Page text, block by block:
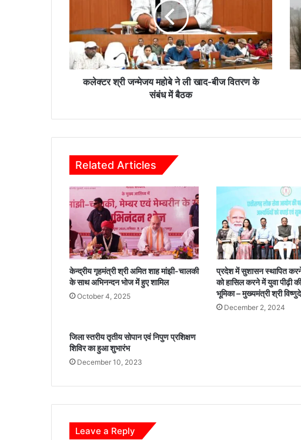
ज
न्मे
ज
य
ने
द
ज
वि
त
र
ण
के
सं
बं
ध
क
कलेक्टर श्री जन्मेजय महोबे ने ली खाद-बीज वितरण के
संबंध में बैठक
अ
वै
ध
भं
डा
र
प
र
की
ग
ई
का
र्र
ई
,
0
Related Articles
केन्द्रीय गृहमंत्री श्री अमित शाह मांझी-चालकी
के साथ अभिनन्दन भोज में हुए शामिल
October 4, 2025
प्रदेश में सुशासन स्थापित
को हासिल करने में युवा पीढ़ी
भूमिका – मुख्यमंत्री श्री
December 2, 2024
जिला स्तरीय तृतीय सोपान एवं निपुण प्रशिक्षण
शिविर का हुआ शुभारंभ
December 10, 2023
Leave a Reply